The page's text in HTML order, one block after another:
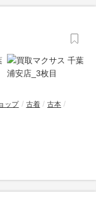
ップ 古着
古本